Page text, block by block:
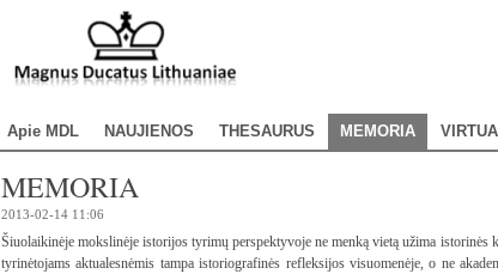
Apie MDL NAUJIENOS THESAURUS MEMORIA
MEMORIA
2013-02-14 11:06
Šiuolaikinėje mokslinėje istorijos tyrimų perspektyvoje ne menką vietą užima
tyrinėtojams aktualesnėmis tampa istoriografinės refleksijos visuomenėje, o ne